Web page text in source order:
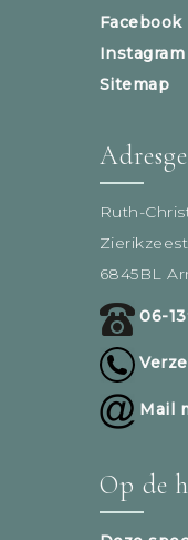
Facebook
Instagram
Sitemap
Ruth-
6845BL
06-
Mail
Op de